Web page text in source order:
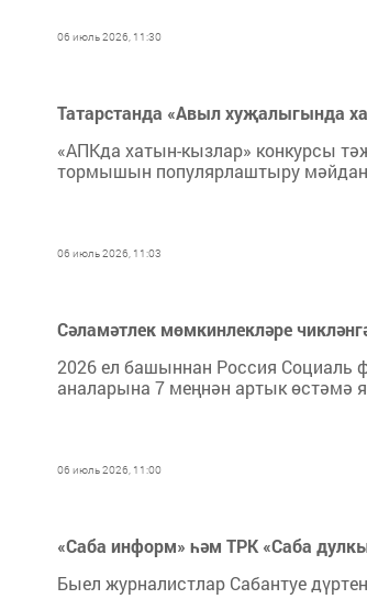
06 июль 2026, 11:30
Татарстанда «Авыл хуҗалыгында
«АПКда хатын-кызлар» конкурсы
тормышын популярлаштыру
06 июль 2026, 11:03
Сәламәтлек мөмкинлекләре
2026 ел башыннан Россия Социаль
аналарына 7 меңнән артык өстәмә
06 июль 2026, 11:00
«Саба информ» һәм ТРК «Саба
Быел журналистлар Сабантуе